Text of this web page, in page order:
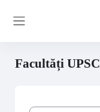
Facultăți UPSC